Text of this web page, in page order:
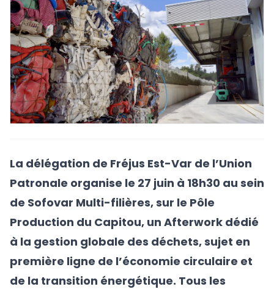
La délégation de Fréjus Est-Var de l’Union
Patronale organise le 27 juin à 18h30 au sein
de Sofovar Multi-filières, sur le Pôle
Production du Capitou, un Afterwork dédié
à la gestion globale des déchets, sujet en
première ligne de l’économie circulaire et
de la transition énergétique. Tous les